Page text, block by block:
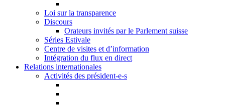
Loi sur la transparence
Discours
Orateurs invités par le Parlement suisse
Séries Estivale
Centre de visites et d’information
Intégration du flux en direct
Relations internationales
Activités des président-e-s